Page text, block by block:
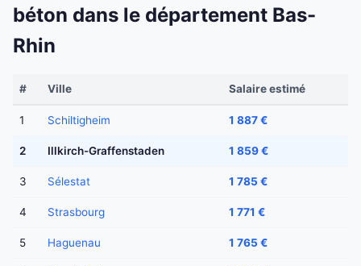
béton dans le département Bas-
Rhin
# Ville Salaire estimé
1 Schiltigheim 1 887 €
2 Illkirch-Graffenstaden 1 859 €
3 Sélestat 1 785 €
4 Strasbourg 1 771 €
5 Haguenau 1 765 €